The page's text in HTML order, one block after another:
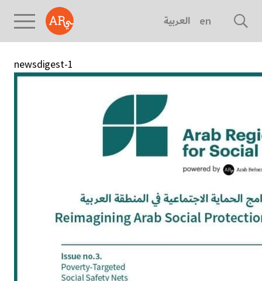
العربية english
newsdigest-1